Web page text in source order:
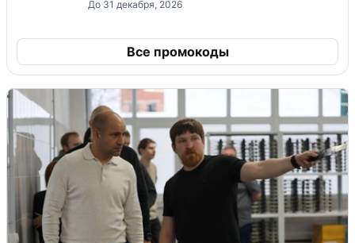
До 31 декабря, 2026
Все промокоды